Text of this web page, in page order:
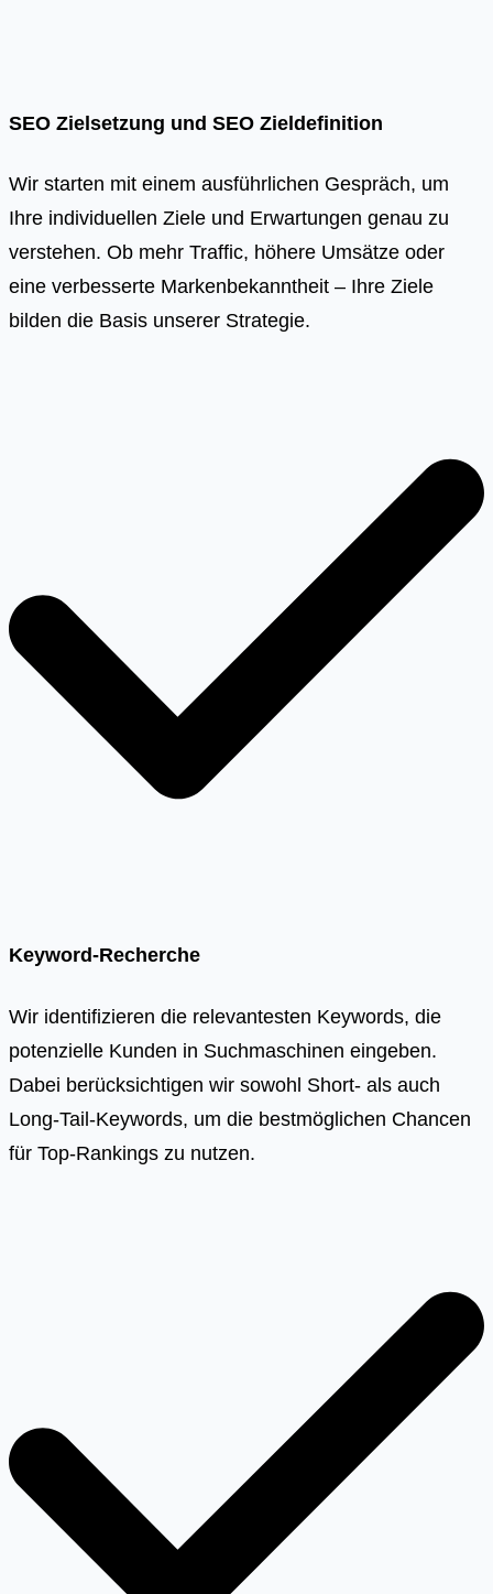
SEO Zielsetzung und SEO Zieldefinition
Wir starten mit einem ausführlichen Gespräch, um
Ihre individuellen Ziele und Erwartungen genau zu
verstehen. Ob mehr Traffic, höhere Umsätze oder
eine verbesserte Markenbekanntheit – Ihre Ziele
bilden die Basis unserer Strategie.
Keyword-Recherche
Wir identifizieren die relevantesten Keywords, die
potenzielle Kunden in Suchmaschinen eingeben.
Dabei berücksichtigen wir sowohl Short- als auch
Long-Tail-Keywords, um die bestmöglichen Chancen
für Top-Rankings zu nutzen.